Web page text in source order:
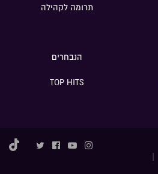
תרומה לקהילה
הנבחרים
TOP HITS